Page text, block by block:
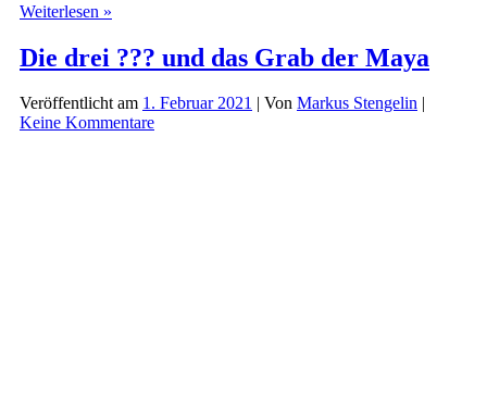
Weiterlesen »
–
Der
Die drei ??? und das Grab der Maya
Veröffentlicht am 1. Februar 2021 | Von Markus Stengelin |
Keine Kommentare